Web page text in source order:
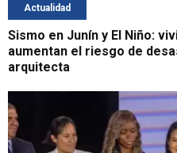
Actualidad
Sismo en Junín y El Niño:
aumentan el riesgo de
arquitecta